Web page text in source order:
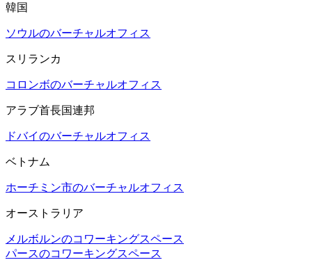
韓国
ソウルのバーチャルオフィス
スリランカ
コロンボのバーチャルオフィス
アラブ首長国連邦
ドバイのバーチャルオフィス
ベトナム
ホーチミン市のバーチャルオフィス
オーストラリア
メルボルンのコワーキングスペース
パースのコワーキングスペース